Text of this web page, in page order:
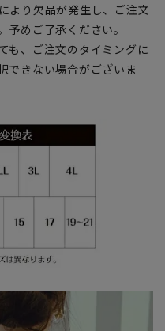
より欠品が発生し、ご注文
めご了承ください。
も、ご注文のタイミングに
できない場合がございま